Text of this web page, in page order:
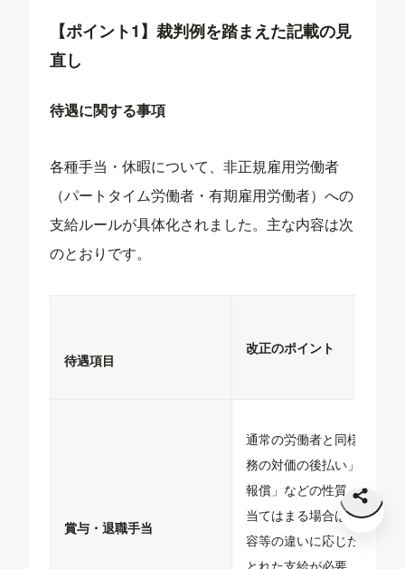
【ポイント1】裁判例を踏まえた記載の見
直し
待遇に関する事項
各種手当・休暇について、非正規雇用労働者
（パートタイム労働者・有期雇用労働者）への
支給ルールが具体化されました。主な内容は次
のとおりです。
待遇項目
改正のポイント
賞与・退職手当
通常の労働者と同様に「労
務の対価の後払い」「功労
報償」などの性質・目的が
当てはまる場合は、職務内
容等の違いに応じた均衡の
とれた支給が必要。支給が